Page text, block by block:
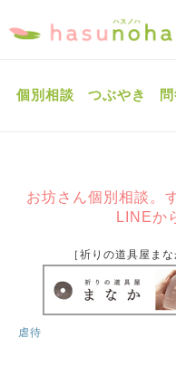
個別相談 つぶやき
お坊さん個別相談。
LINEか
［祈りの道具屋ま
虐待